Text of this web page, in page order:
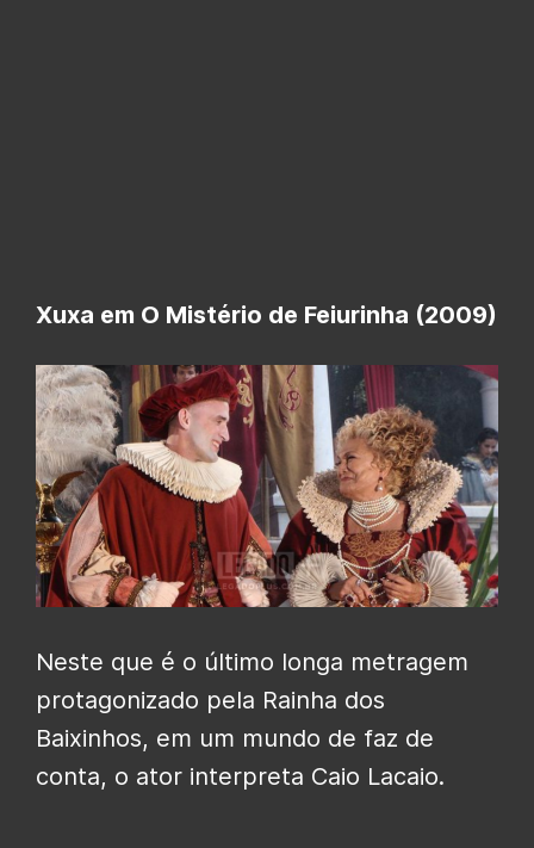
Xuxa em O Mistério de Feiurinha (2009)
Neste que é o último longa metragem
protagonizado pela Rainha dos
Baixinhos, em um mundo de faz de
conta, o ator interpreta Caio Lacaio.